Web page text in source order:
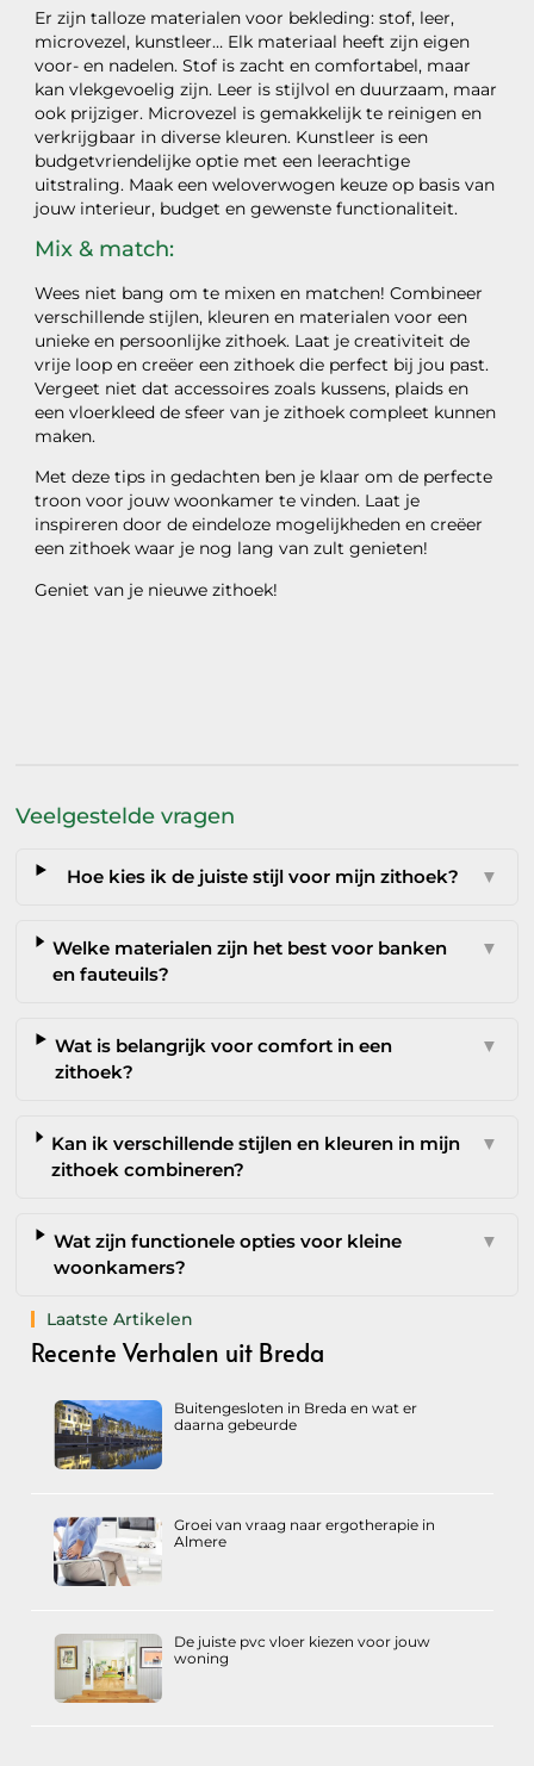
Er zijn talloze materialen voor bekleding: stof, leer,
microvezel, kunstleer… Elk materiaal heeft zijn eigen
voor- en nadelen. Stof is zacht en comfortabel, maar
kan vlekgevoelig zijn. Leer is stijlvol en duurzaam, maar
ook prijziger. Microvezel is gemakkelijk te reinigen en
verkrijgbaar in diverse kleuren. Kunstleer is een
budgetvriendelijke optie met een leerachtige
uitstraling. Maak een weloverwogen keuze op basis van
jouw interieur, budget en gewenste functionaliteit.
Mix & match:
Wees niet bang om te mixen en matchen! Combineer
verschillende stijlen, kleuren en materialen voor een
unieke en persoonlijke zithoek. Laat je creativiteit de
vrije loop en creëer een zithoek die perfect bij jou past.
Vergeet niet dat accessoires zoals kussens, plaids en
een vloerkleed de sfeer van je zithoek compleet kunnen
maken.
Met deze tips in gedachten ben je klaar om de perfecte
troon voor jouw woonkamer te vinden. Laat je
inspireren door de eindeloze mogelijkheden en creëer
een zithoek waar je nog lang van zult genieten!
Geniet van je nieuwe zithoek!
Veelgestelde vragen
Hoe kies ik de juiste stijl voor mijn zithoek? ▼
Welke materialen zijn het best voor banken
en fauteuils?
▼
Wat is belangrijk voor comfort in een
zithoek?
▼
Kan ik verschillende stijlen en kleuren in mijn
zithoek combineren?
▼
Wat zijn functionele opties voor kleine
woonkamers?
▼
Laatste Artikelen
Recente Verhalen uit Breda
Buitengesloten in Breda en wat er
daarna gebeurde
Groei van vraag naar ergotherapie in
Almere
De juiste pvc vloer kiezen voor jouw
woning